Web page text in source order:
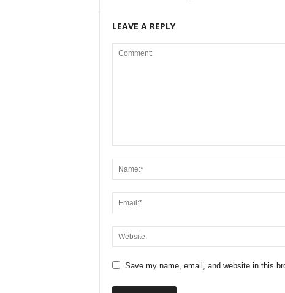
LEAVE A REPLY
Save my name, email, and website in this